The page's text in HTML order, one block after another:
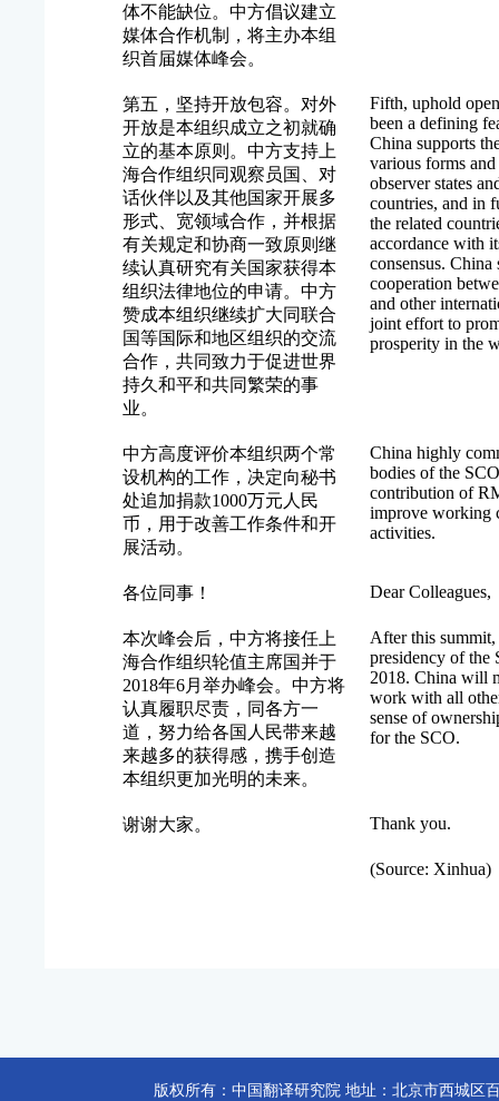
体不能缺位。中方倡议建立
媒体合作机制，将主办本组
织首届媒体峰会。
第五，坚持开放包容。对外
开放是本组织成立之初就确
立的基本原则。中方支持上
海合作组织同观察员国、对
话伙伴以及其他国家开展多
形式、宽领域合作，并根据
有关规定和协商一致原则继
续认真研究有关国家获得本
组织法律地位的申请。中方
赞成本组织继续扩大同联合
国等国际和地区组织的交流
合作，共同致力于促进世界
持久和平和共同繁荣的事
业。
Fifth, uphold
been a defining
China supports
various forms
observer states
countries, and in
the related
accordance with
consensus. China
cooperation
and other
joint effort to
prosperity in the
中方高度评价本组织两个常
设机构的工作，决定向秘书
处追加捐款1000万元人民
币，用于改善工作条件和开
展活动。
China highly
bodies of the
contribution of
improve working
activities.
各位同事！ Dear Colleagues,
本次峰会后，中方将接任上
海合作组织轮值主席国并于
2018年6月举办峰会。中方将
认真履职尽责，同各方一
道，努力给各国人民带来越
来越多的获得感，携手创造
本组织更加光明的未来。
After this
presidency of the
2018. China will
work with all
sense of
for the SCO.
谢谢大家。 Thank you.
(Source: Xinhua)
版权所有：中国翻译研究院 地址：北京市西城区